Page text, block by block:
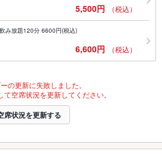
5,500円 （税込）
み放題120分 6600円(税込)
6,600円 （税込）
の更新に失敗しました。
空席状況を更新してください。
席状況を更新する